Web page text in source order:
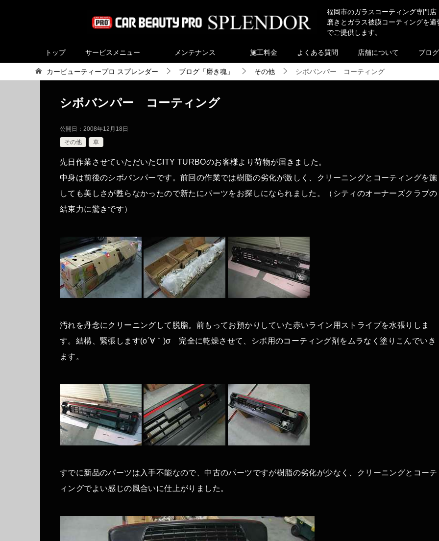
福岡市のガラスコーティング専門店
磨きとガラス被膜コーティングを適
でご提供します。
トップ サービスメニュー メンテナンス 施工料金 よくある質問 店舗について ブロ
カービューティープロ スプレンダー ブログ「磨き魂」 その他 シボバンパー コーティング
シボバンパー コーティング
公開日： 2008年12月18日
その他
車
先日作業させていただいたCITY TURBOのお客様より荷物が届きました。
中身は前後のシボバンパーです。前回の作業では樹脂の劣化が激しく、クリーニングとコーティングを施
しても美しさが甦らなかったので新たにパーツをお探しになられました。（シティのオーナーズクラブの
結束力に驚きです）
汚れを丹念にクリーニングして脱脂。前もってお預かりしていた赤いライン用ストライプを水張りしま
す。結構、緊張します(o´∀｀)σ 完全に乾燥させて、シボ用のコーティング剤をムラなく塗りこんでいき
ます。
すでに新品のパーツは入手不能なので、中古のパーツですが樹脂の劣化が少なく、クリーニングとコーテ
ィングでよい感じの風合いに仕上がりました。